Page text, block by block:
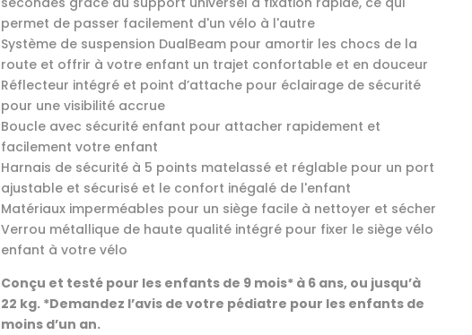
permet de passer facilement d'un vélo à l'autre
Système de suspension DualBeam pour amortir les chocs de la
route et offrir à votre enfant un trajet confortable et en douceur
Réflecteur intégré et point d’attache pour éclairage de sécurité
pour une visibilité accrue
Boucle avec sécurité enfant pour attacher rapidement et
facilement votre enfant
Harnais de sécurité à 5 points matelassé et réglable pour un port
ajustable et sécurisé et le confort inégalé de l'enfant
Matériaux imperméables pour un siège facile à nettoyer et sécher
Verrou métallique de haute qualité intégré pour fixer le siège vélo
enfant à votre vélo
Conçu et testé pour les enfants de 9 mois* à 6 ans, ou jusqu’à
22 kg. *Demandez l’avis de votre pédiatre pour les enfants de
moins d’un an.